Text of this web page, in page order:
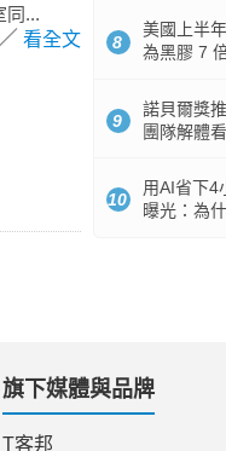
同...
看全文 8
美國上半
為黑膠 7
9
諾貝爾獎
團隊解體
10
用AI省下4
曝光：為
旗下媒體與品牌
T客邦